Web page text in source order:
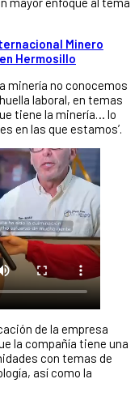
Minero
Hermosillo
minería no conocemos
laboral, en temas
tiene la minería… lo
en las que estamos’.
de la empresa
la compañía tiene una
con temas de
así como la